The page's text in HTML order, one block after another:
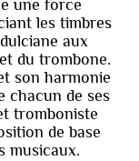
une force
les timbres
aux
du trombone.
son harmonie
chacun de ses
tromboniste
de base
musicaux.